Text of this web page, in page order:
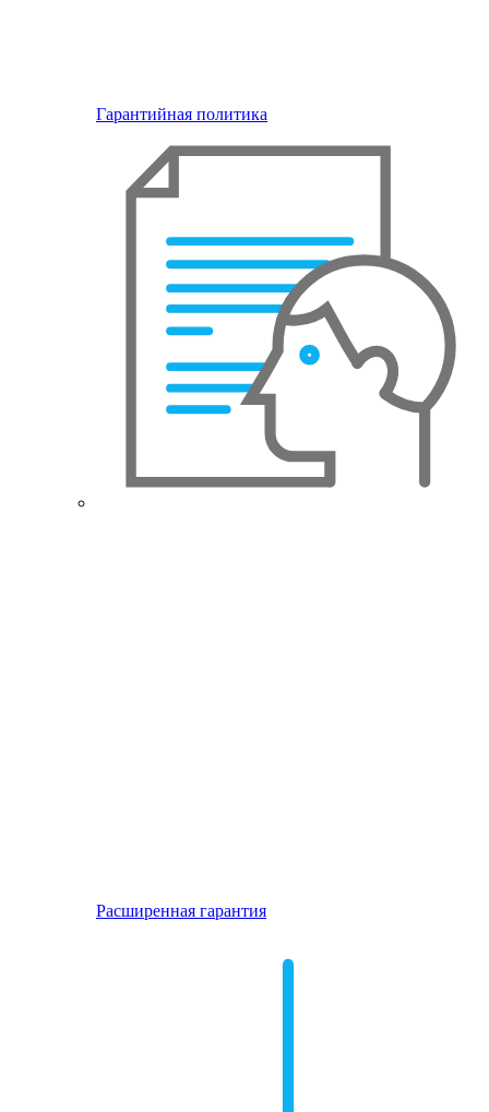
Гарантийная политика
Расширенная гарантия